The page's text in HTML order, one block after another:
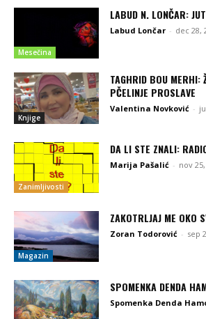
Mesečina
LABUD N. LONČAR:
Labud Lončar - dec 28,
Knjige
TAGHRID BOU MERHI:
PČELINJE PROSLAVE
Valentina Novković -
Zanimljivosti
DA LI STE ZNALI:
Marija Pašalić - nov
Magazin
ZAKOTRLJAJ ME OKO
Zoran Todorović - sep
SPOMENKA DENDA
Spomenka Denda